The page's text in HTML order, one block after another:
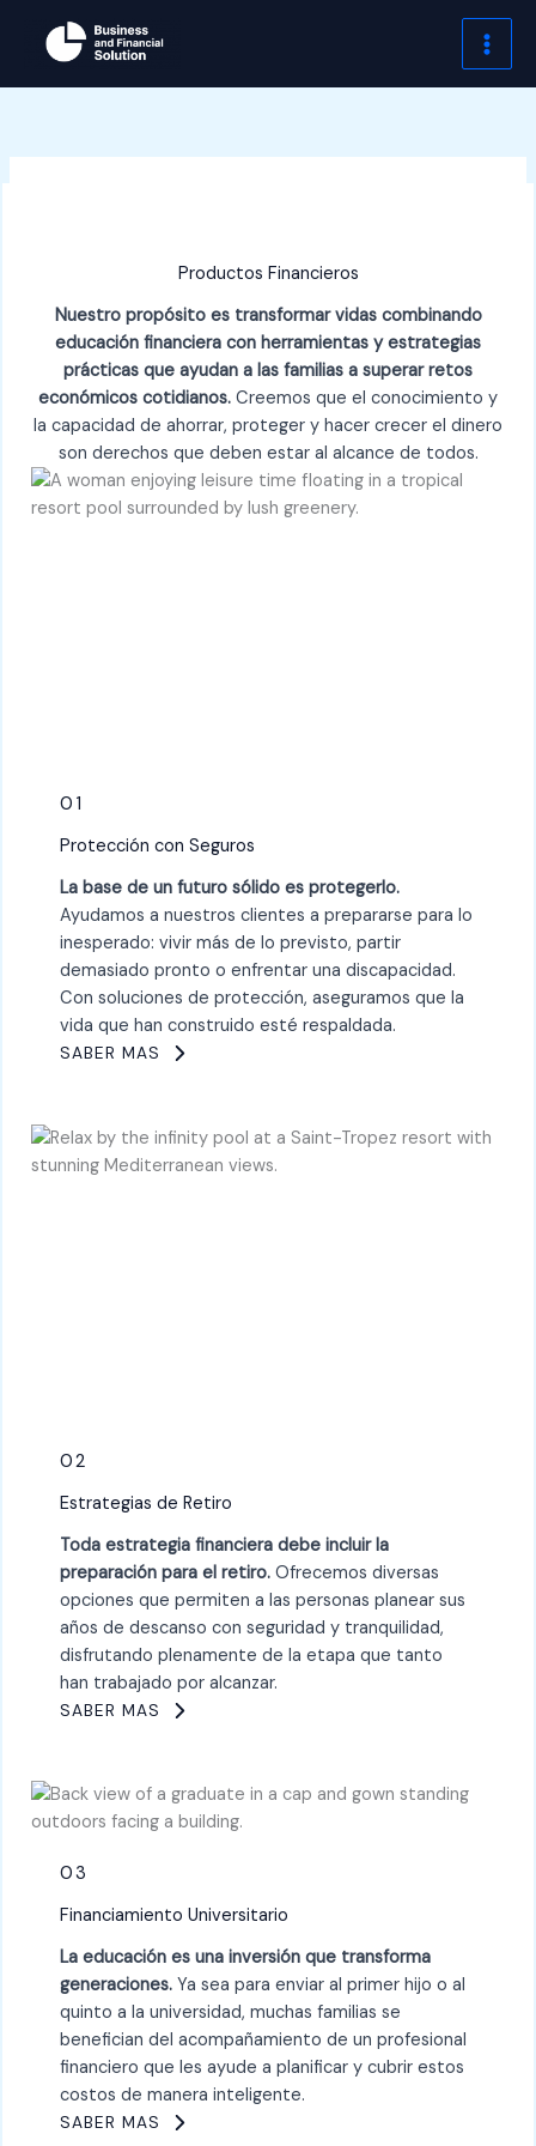
content
Productos Financieros
Nuestro propósito es transformar vidas combinando
educación financiera con herramientas y estrategias
prácticas que ayudan a las familias a superar retos
económicos cotidianos. Creemos que el conocimiento y
la capacidad de ahorrar, proteger y hacer crecer el dinero
son derechos que deben estar al alcance de todos.
01
Protección con Seguros
La base de un futuro sólido es protegerlo.
Ayudamos a nuestros clientes a prepararse para lo
inesperado: vivir más de lo previsto, partir
demasiado pronto o enfrentar una discapacidad.
Con soluciones de protección, aseguramos que la
vida que han construido esté respaldada.
SABER MAS
02
Estrategias de Retiro
Toda estrategia financiera debe incluir la
preparación para el retiro. Ofrecemos diversas
opciones que permiten a las personas planear sus
años de descanso con seguridad y tranquilidad,
disfrutando plenamente de la etapa que tanto
han trabajado por alcanzar.
SABER MAS
03
Financiamiento Universitario
La educación es una inversión que transforma
generaciones. Ya sea para enviar al primer hijo o al
quinto a la universidad, muchas familias se
benefician del acompañamiento de un profesional
financiero que les ayude a planificar y cubrir estos
costos de manera inteligente.
SABER MAS